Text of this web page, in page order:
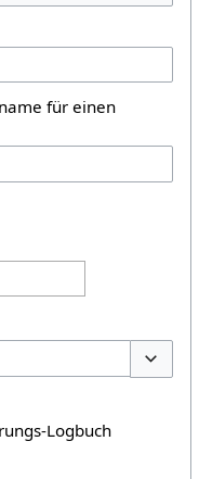
für einen
Logbuch